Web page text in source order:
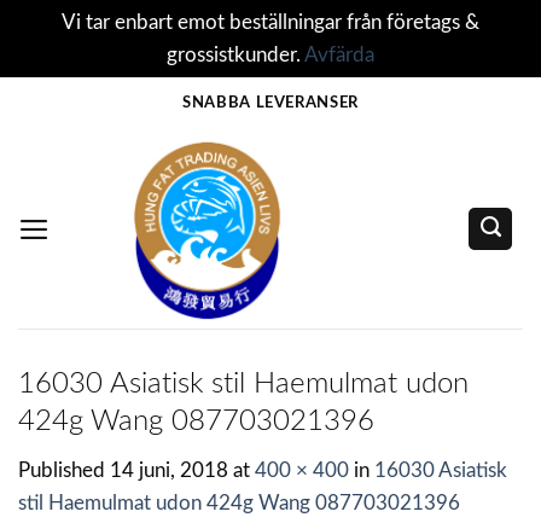
Vi tar enbart emot beställningar från företags &
grossistkunder. Avfärda
SNABBA LEVERANSER
16030 Asiatisk stil Haemulmat udon
424g Wang 087703021396
Published 14 juni, 2018 at 400 × 400 in 16030 Asiatisk
stil Haemulmat udon 424g Wang 087703021396